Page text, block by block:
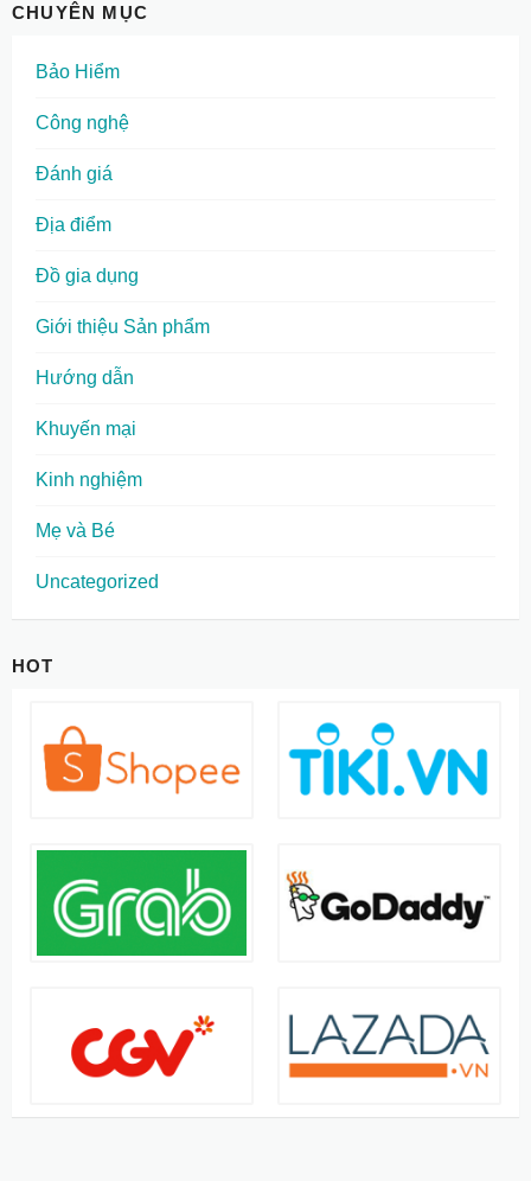
CHUYÊN MỤC
Bảo Hiểm
Công nghệ
Đánh giá
Địa điểm
Đồ gia dụng
Giới thiệu Sản phẩm
Hướng dẫn
Khuyến mại
Kinh nghiệm
Mẹ và Bé
Uncategorized
HOT